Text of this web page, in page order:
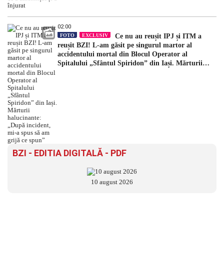
02:00
FOTO EXCLUSIV
Ce nu au reușit IPJ și ITM a
reușit BZI! L-am găsit pe singurul martor al
accidentului mortal din Blocul Operator al
Spitalului „Sfântul Spiridon” din Iași. Mărturii
BZI - EDITIA DIGITALĂ - PDF
10 august 2026